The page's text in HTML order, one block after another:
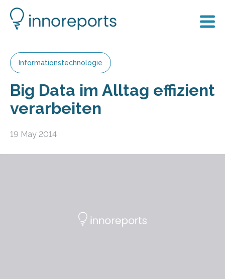
Informationstechnologie
Big Data im Alltag effizient
verarbeiten
19 May 2014